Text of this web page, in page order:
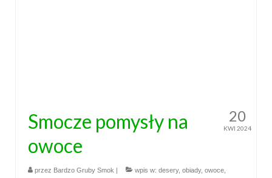
20
KWI 2024
Smocze pomysły na
owoce
przez Bardzo Gruby Smok | wpis w: desery, obiady, owoce